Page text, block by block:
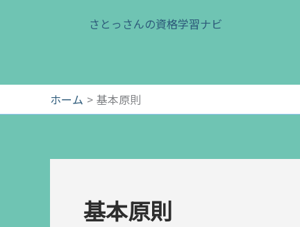
キ
プ
さとっさんの資格学習ナビ
ホーム 基本原則
基本原則